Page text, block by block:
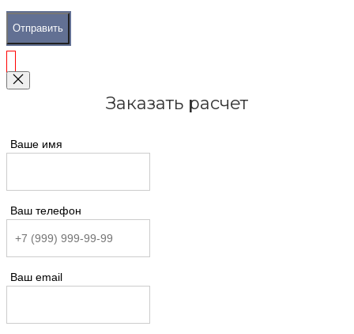
Отправить
Заказать расчет
Ваше имя
Ваш телефон
Ваш email